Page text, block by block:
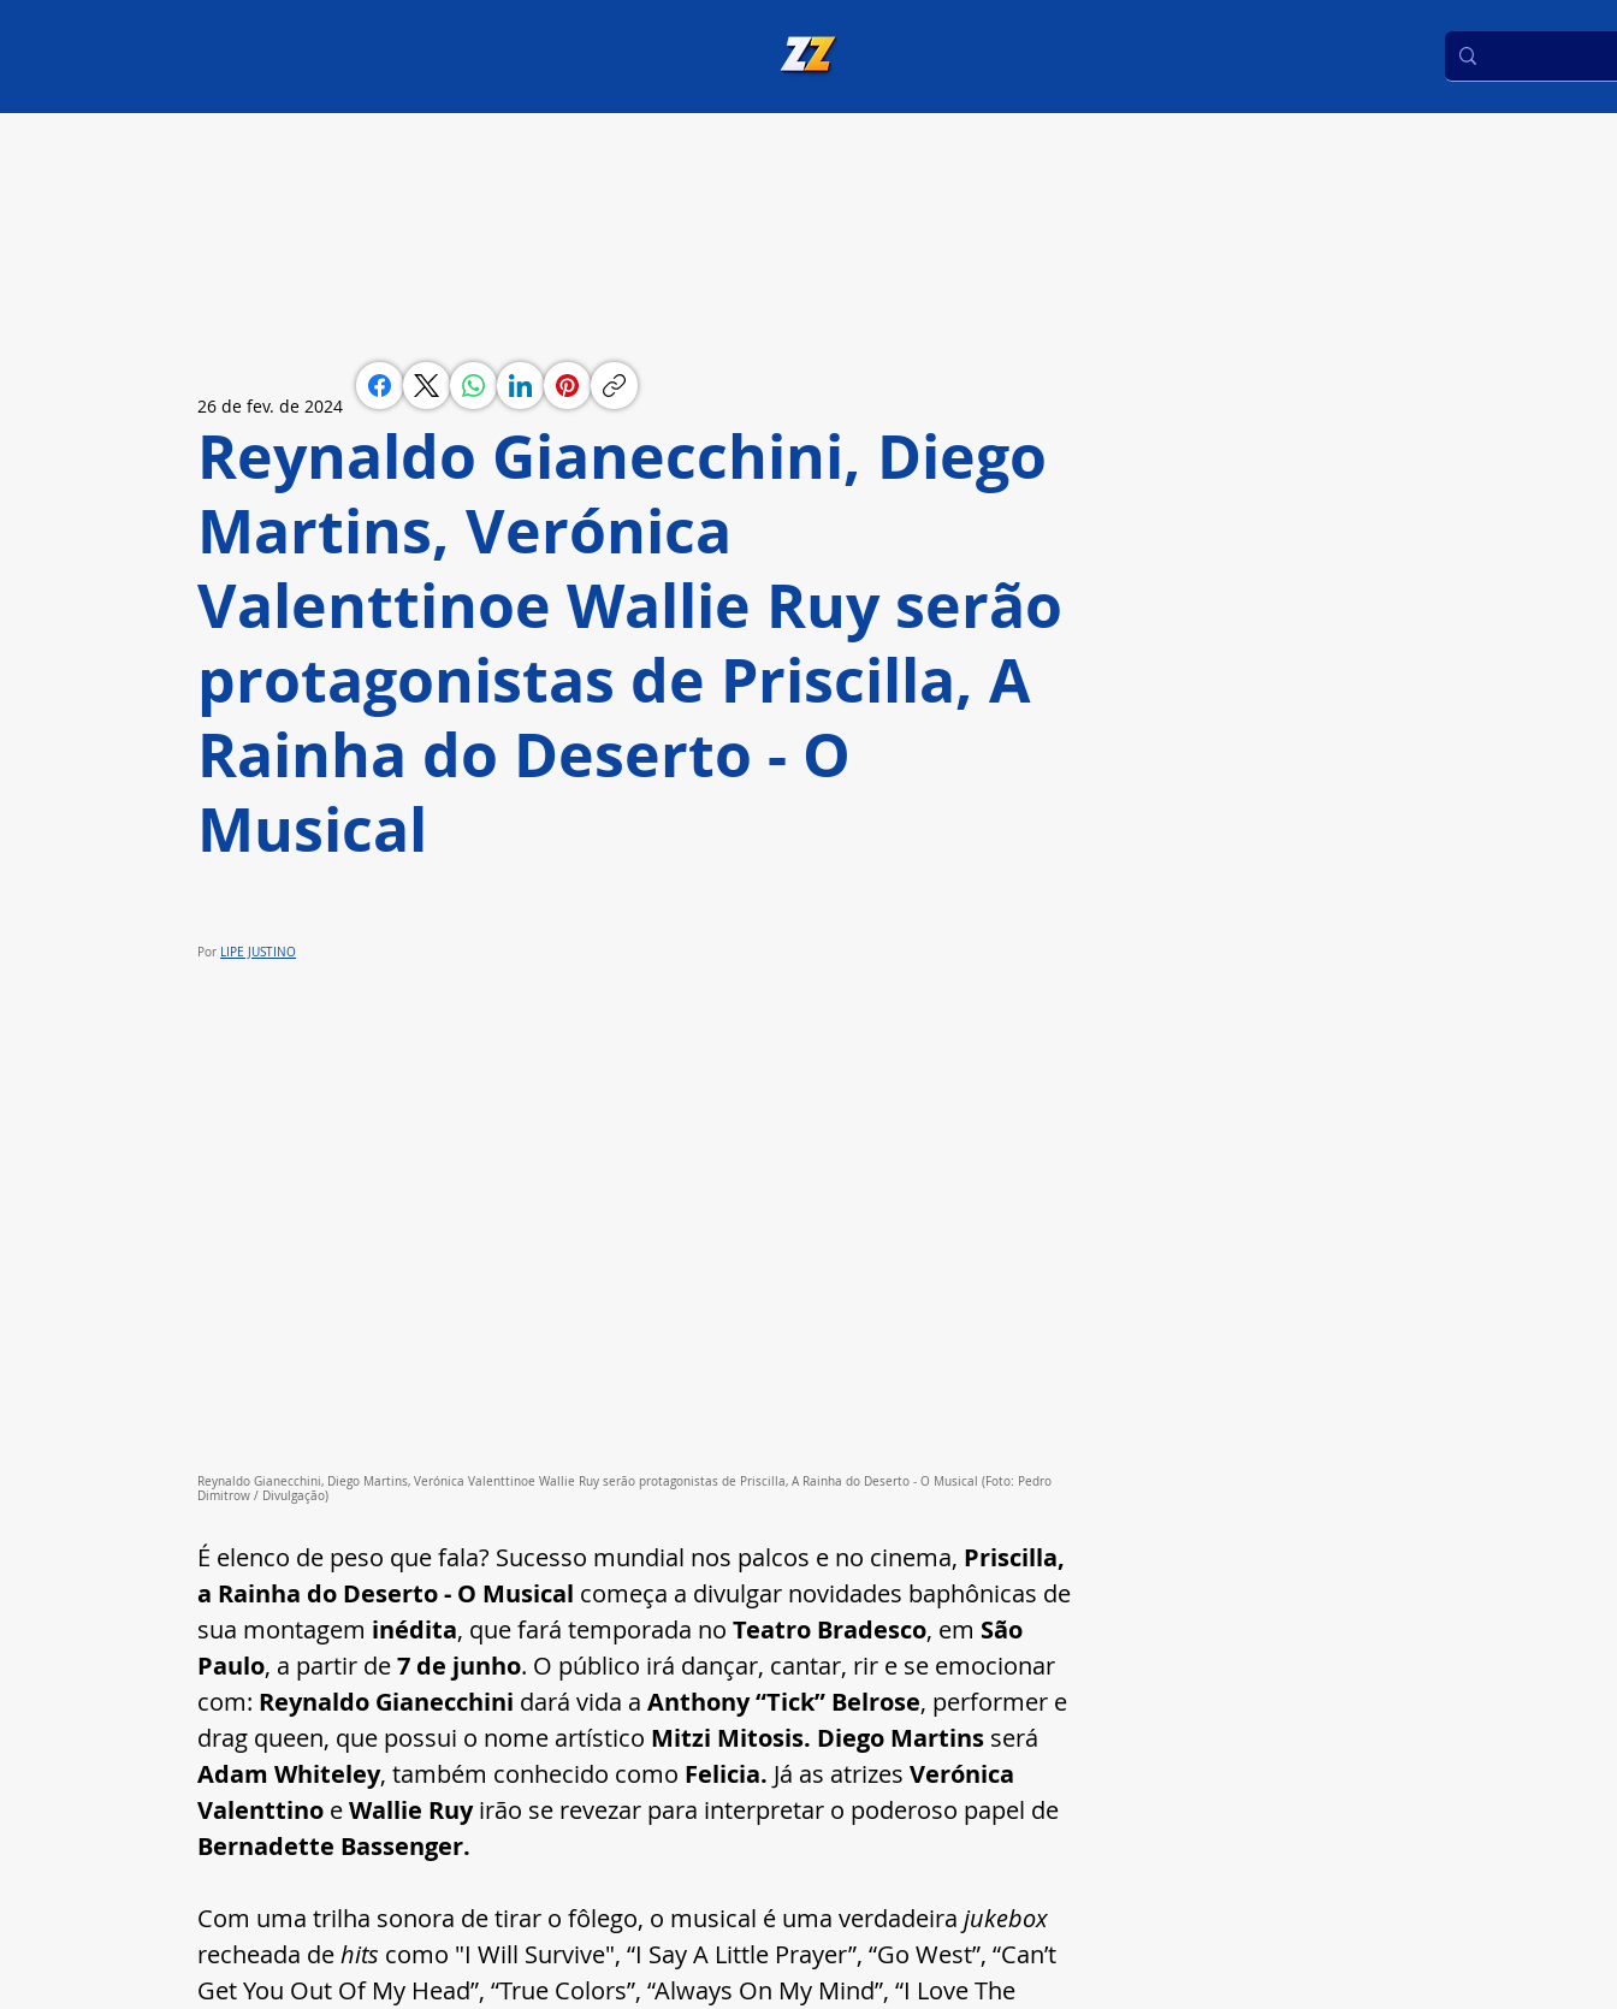
Reynaldo Gianecchini, Diego
Martins, Verónica
Valenttinoe Wallie Ruy serão
protagonistas de Priscilla, A
Rainha do Deserto - O
Musical
26 de fev. de 2024
Por LIPE JUSTINO
Reynaldo Gianecchini, Diego Martins, Verónica Valenttinoe Wallie Ruy serão protagonistas de Priscilla, A Rainha do Deserto - O Musical (Foto: Pedro
Dimitrow / Divulgação)
É elenco de peso que fala? Sucesso mundial nos palcos e no cinema, Priscilla,
a Rainha do Deserto - O Musical começa a divulgar novidades baphônicas de
sua montagem inédita, que fará temporada no Teatro Bradesco, em São
Paulo, a partir de 7 de junho. O público irá dançar, cantar, rir e se emocionar
com: Reynaldo Gianecchini dará vida a Anthony “Tick” Belrose, performer e
drag queen, que possui o nome artístico Mitzi Mitosis. Diego Martins será
Adam Whiteley, também conhecido como Felicia. Já as atrizes Verónica
Valenttino e Wallie Ruy irão se revezar para interpretar o poderoso papel de
Bernadette Bassenger.
Com uma trilha sonora de tirar o fôlego, o musical é uma verdadeira jukebox
recheada de hits como "I Will Survive", “I Say A Little Prayer”, “Go West”, “Can’t
Get You Out Of My Head”, “True Colors”, “Always On My Mind”, “I Love The